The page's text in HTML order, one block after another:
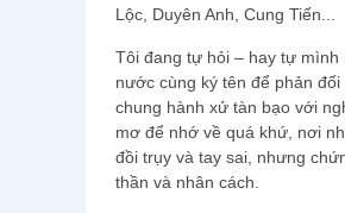
Lộc, Duyên Anh, Cung Tiến...
Tôi đang tự hỏi – hay tự
nước cùng ký tên để phản
chung hành xử tàn bạo với
mơ để nhớ về quá khứ, nơi
đồi trụy và tay sai, nhưng
thần và nhân cách.